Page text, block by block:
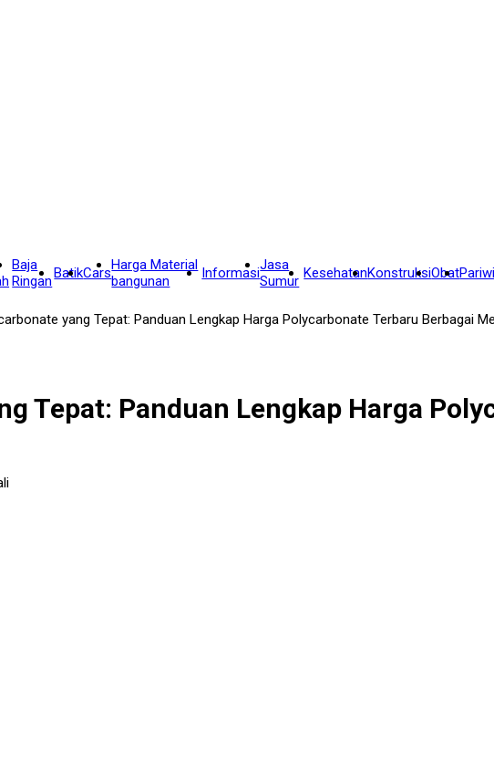
Baja
RinganBatikCarsHarga Material
bangunan
InformasiJasa
Sumur KesehatanKonstruksiObat
yang Tepat: Panduan Lengkap Harga Polycarbonate Terbaru Berbagai
Tepat: Panduan Lengkap Harga